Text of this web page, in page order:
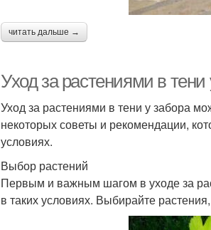
читать дальше →
Уход за растениями в
Уход за растениями в тени у забора
некоторых советы и рекомендации,
условиях.
Выбор растений
Первым и важным шагом в уходе за
в таких условиях. Выбирайте